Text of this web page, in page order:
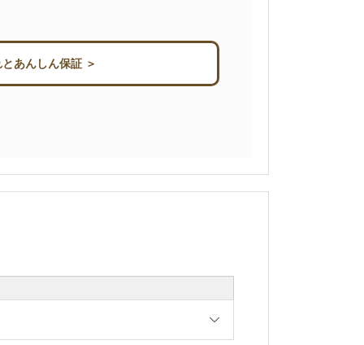
あんしん保証 ＞